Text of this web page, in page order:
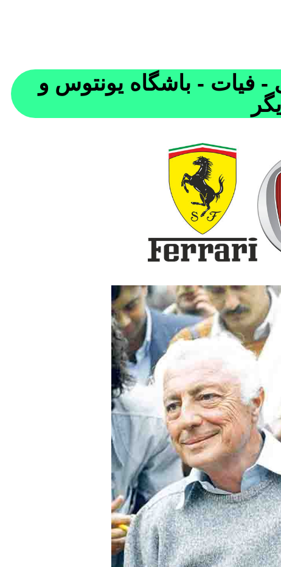
- فیات - باشگاه یونتوس و